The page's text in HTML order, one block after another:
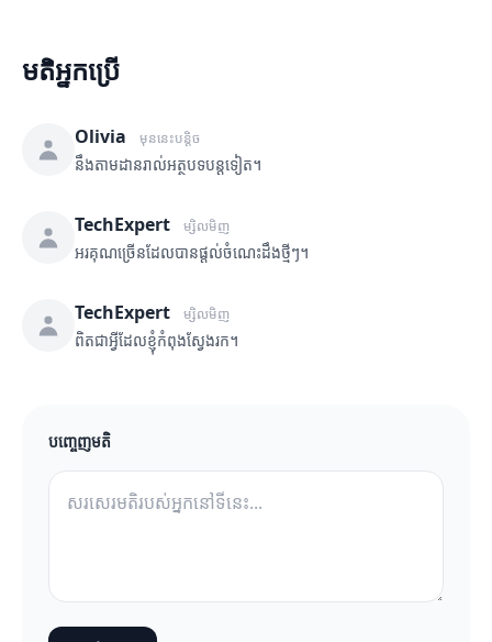
មតិអ្នកប្រើ
Olivia មុននេះបន្តិច
នឹងតាមដានរាល់អត្ថបទបន្តទៀត។
TechExpert ម្សិលមិញ
អរគុណច្រើនដែលបានផ្តល់ចំណេះដឹងថ្មីៗ។
TechExpert ម្សិលមិញ
ពិតជាអ្វីដែលខ្ញុំកំពុងស្វែងរក។
បញ្ចេញមតិ